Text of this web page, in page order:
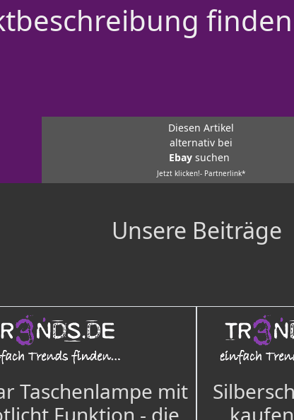
Diesen Artikel
alternativ bei
Ebay suchen
Jetzt klicken!- Partnerlink*
Unsere Beiträge
Taschenlampe mit
Funktion - die